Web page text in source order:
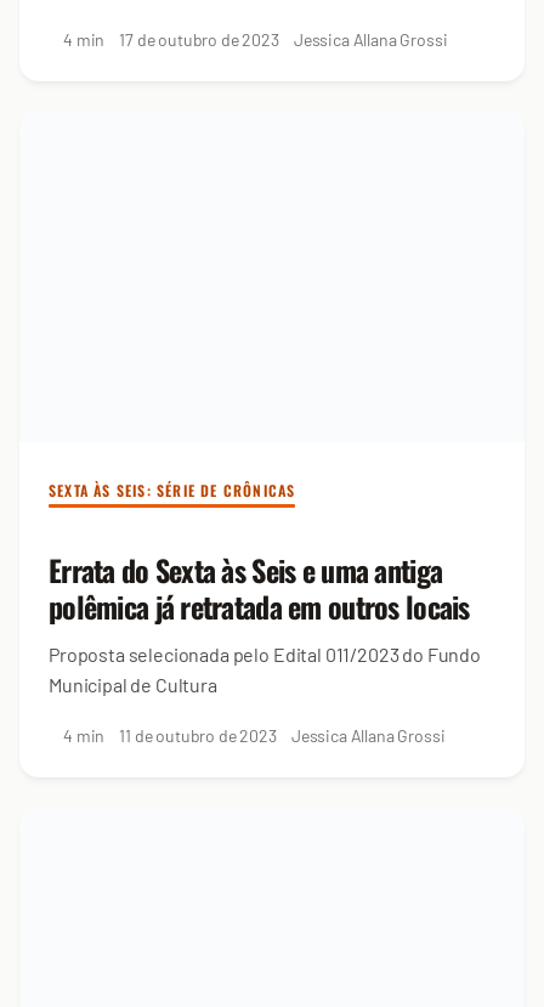
4 min 17 de outubro de 2023 Jessica Allana Grossi
SEXTA ÀS SEIS: SÉRIE DE CRÔNICAS
Errata do Sexta às Seis e uma antiga
polêmica já retratada em outros locais
Proposta selecionada pelo Edital 011/2023 do Fundo
Municipal de Cultura
4 min 11 de outubro de 2023 Jessica Allana Grossi